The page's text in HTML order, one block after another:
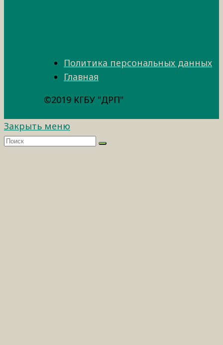
Политика персональных данных
Главная
©2019 КГБУ "ДРП"
Закрыть меню